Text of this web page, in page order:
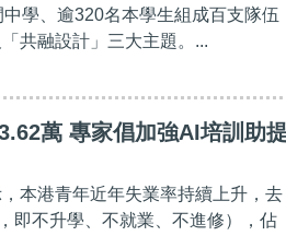
學、逾320名本學生組成百支隊伍
共融設計」三大主題。...
萬 專家倡加強AI培訓助
本港青年近年失業率持續上升，去
即不升學、不就業、不進修），佔